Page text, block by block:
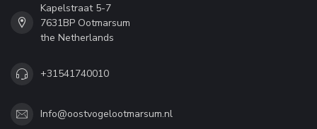
Kapelstraat 5-7
7631BP Ootmarsum
the Netherlands
+31541740010
Info@oostvogelootmarsum.nl